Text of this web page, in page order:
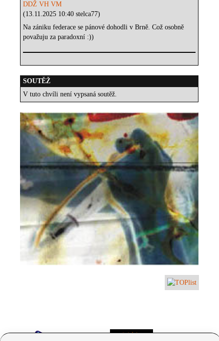
DDŽ VH VM
(13.11.2025 10:40 stelca77)
Na zániku federace se pánové dohodli v Brně. Což osobně
považuju za paradoxní :))
SOUTĚŽ
V tuto chvíli není vypsaná soutěž.